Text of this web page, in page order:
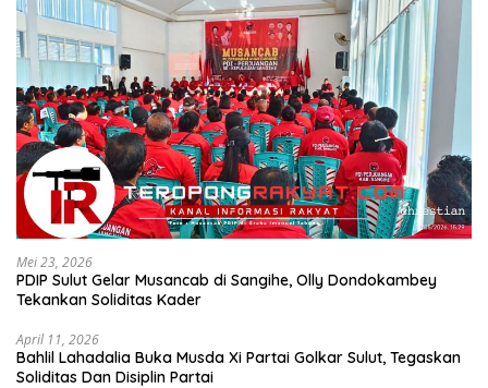
Mei 23, 2026
PDIP Sulut Gelar Musancab di Sangihe, Olly Dondokambey
Tekankan Soliditas Kader
April 11, 2026
Bahlil Lahadalia Buka Musda Xi Partai Golkar Sulut, Tegaskan
Soliditas Dan Disiplin Partai